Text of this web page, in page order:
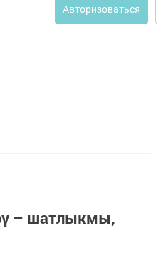
Авторизоваться
– шатлыкмы,